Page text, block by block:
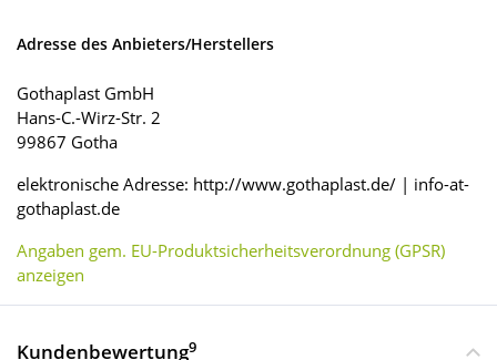
Adresse des Anbieters/Herstellers
Gothaplast GmbH
Hans-C.-Wirz-Str. 2
99867 Gotha
elektronische Adresse: http://www.gothaplast.de/ | info-at-
gothaplast.de
Angaben gem. EU-Produktsicherheitsverordnung (GPSR)
anzeigen
Kundenbewertung9